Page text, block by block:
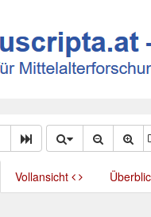
Vollansicht